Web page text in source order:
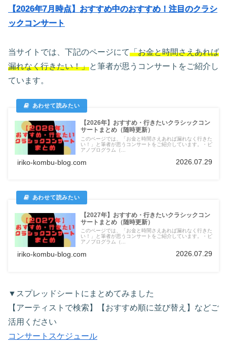
【2026年7月時点】おすすめ中のおすすめ！注目のクラシ
ックコンサート
当サイトでは、下記のページにて「お金と時間さえあれば
漏れなく行きたい！」と筆者が思うコンサートをご紹介し
ています。
【2026年】おすすめ・行きたいクラシックコン
サートまとめ（随時更新）
このページでは、「お金と時間さえあれば漏れなく行きた
い！」と筆者が思うコンサートをご紹介しています。・ピ
アノプログラム（...
iriko-kombu-blog.com 2026.07.29
【2027年】おすすめ・行きたいクラシックコン
サートまとめ（随時更新）
このページでは、「お金と時間さえあれば漏れなく行きた
い！」と筆者が思うコンサートをご紹介しています。・ピ
アノプログラム（...
iriko-kombu-blog.com 2026.07.29
▼スプレッドシートにまとめてみました
【アーティストで検索】【おすすめ順に並び替え】などご
活用ください
コンサートスケジュール